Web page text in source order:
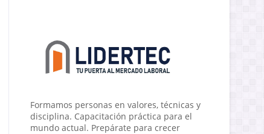
Formamos personas en valores, técnicas y
disciplina. Capacitación práctica para el
mundo actual. Prepárate para crecer